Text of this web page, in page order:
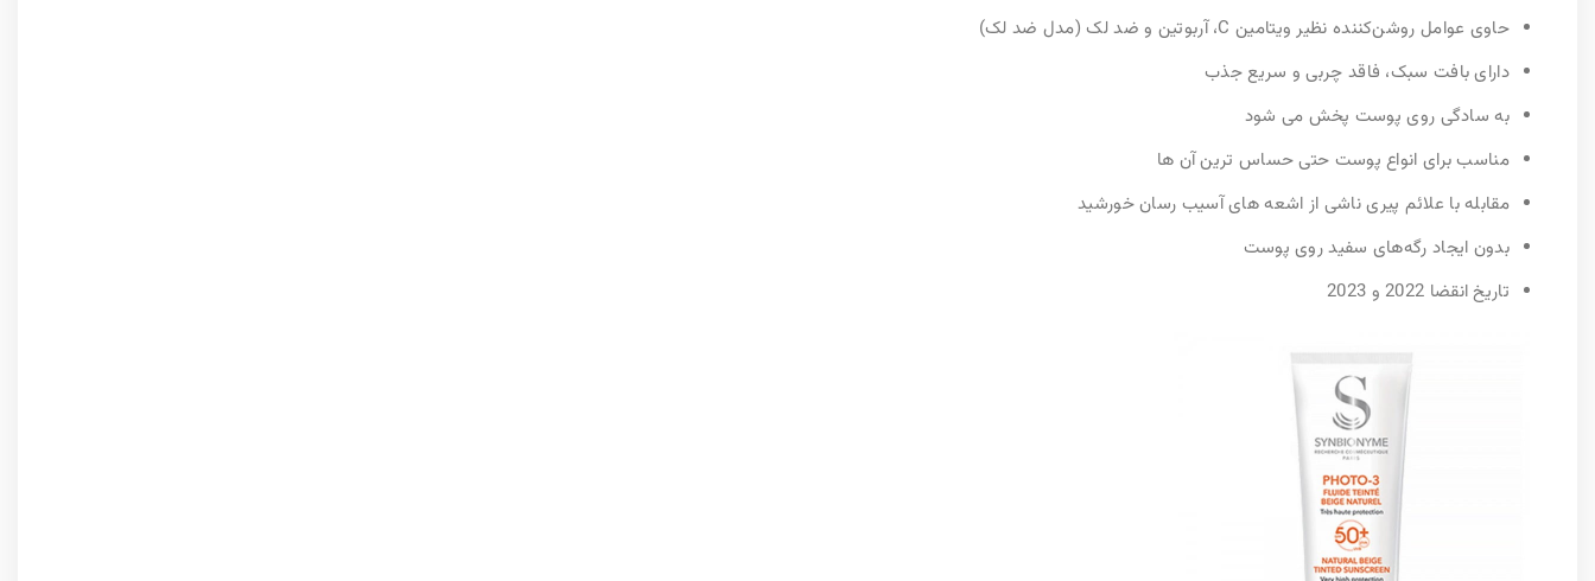
حاوی عوامل روشن‌کننده نظیر ویتامین C، آربوتین و ضد لک (مدل ضد لک)
دارای بافت سبک، فاقد چربی و سریع جذب
به سادگی روی پوست پخش ‌می شود
مناسب برای انواع پوست حتی حساس ترین آن ها
مقابله با علائم پیری ناشی از اشعه های آسیب رسان خورشید
بدون ایجاد رگه‌های سفید روی پوست
تاریخ انقضا 2022 و 2023